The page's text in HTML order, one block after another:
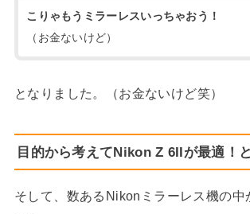
こりゃもうミラーレスいっちゃおう！
（お金ないけど）
となりました。（お金ないけど笑）
目的から考えてNikon Z 6IIが最適！
そして、数あるNikonミラーレス機の中